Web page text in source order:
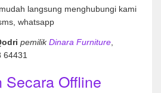
langsung menghubungi kami
whatsapp
pemilikDinara Furniture
64431
Secara Offline